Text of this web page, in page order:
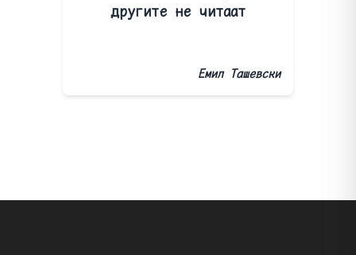
другите не читаат
Емил Ташевски